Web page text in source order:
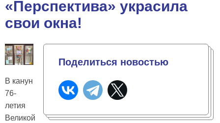
«Перспектива» украсила
свои окна!
В канун
76-
летия
Великой
Поделиться новостью